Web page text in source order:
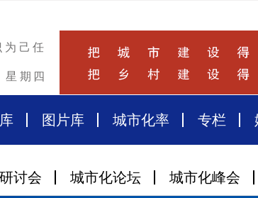
为己任
星期四
图片库 城市化率 专栏
讨会 城市化论坛 城市化峰会